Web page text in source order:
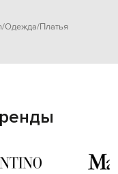
Одежда Платья